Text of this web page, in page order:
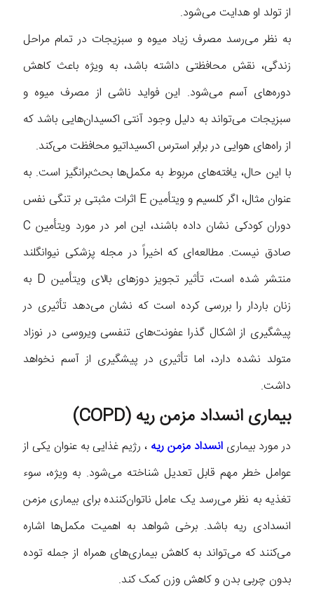
از تولد او هدایت می‌شود.
به نظر می‌رسد مصرف زیاد میوه و سبزیجات در تمام مراحل
زندگی، نقش محافظتی داشته باشد، به ویژه باعث کاهش
دوره‌های آسم می‌شود. این فواید ناشی از مصرف میوه و
سبزیجات می‌تواند به دلیل وجود آنتی اکسیدان‌هایی باشد که
از راه‌های هوایی در برابر استرس اکسیداتیو محافظت می‌کند.
با این حال، یافته‌های مربوط به مکمل‌ها بحث‌برانگیز است. به
عنوان مثال، اگر کلسیم و ویتأمین E اثرات مثبتی بر تنگی نفس
دوران کودکی نشان داده باشند، این امر در مورد ویتأمین C
صادق نیست. مطالعه‌ای که اخیراً در مجله پزشکی نیوانگلند
منتشر شده است، تأثیر تجویز دوز‌های بالای ویتأمین D به
زنان باردار را بررسی کرده است که نشان می‌دهد تأثیری در
پیشگیری از اشکال گذرا عفونت‌های تنفسی ویروسی در نوزاد
متولد نشده دارد، اما تأثیری در پیشگیری از آسم نخواهد
داشت.
بیماری انسداد مزمن ریه (COPD)
در مورد بیماری انسداد مزمن ریه ، رژیم غذایی به عنوان یکی از
عوامل خطر مهم قابل تعدیل شناخته می‌شود. به ویژه، سوء
تغذیه به نظر می‌رسد یک عامل ناتوان‌کننده برای بیماری مزمن
انسدادی ریه باشد. برخی شواهد به اهمیت مکمل‌ها اشاره
می‌کنند که می‌تواند به کاهش بیماری‌های همراه از جمله توده
بدون چربی بدن و کاهش وزن کمک کند.